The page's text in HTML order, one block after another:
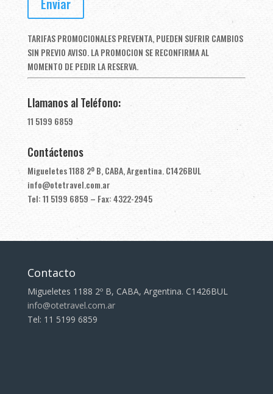
TARIFAS PROMOCIONALES PREVENTA, PUEDEN SUFRIR CAMBIOS
SIN PREVIO AVISO. LA PROMOCION SE RECONFIRMA AL
MOMENTO DE PEDIR LA RESERVA.
Llamanos al Teléfono:
11 5199 6859
Contáctenos
Migueletes 1188 2º B, CABA, Argentina. C1426BUL
info@otetravel.com.ar
Tel: 11 5199 6859 – Fax: 4322-2945
Contacto
Migueletes 1188 2º B, CABA, Argentina. C1426BUL
info@otetravel.com.ar
Tel: 11 5199 6859